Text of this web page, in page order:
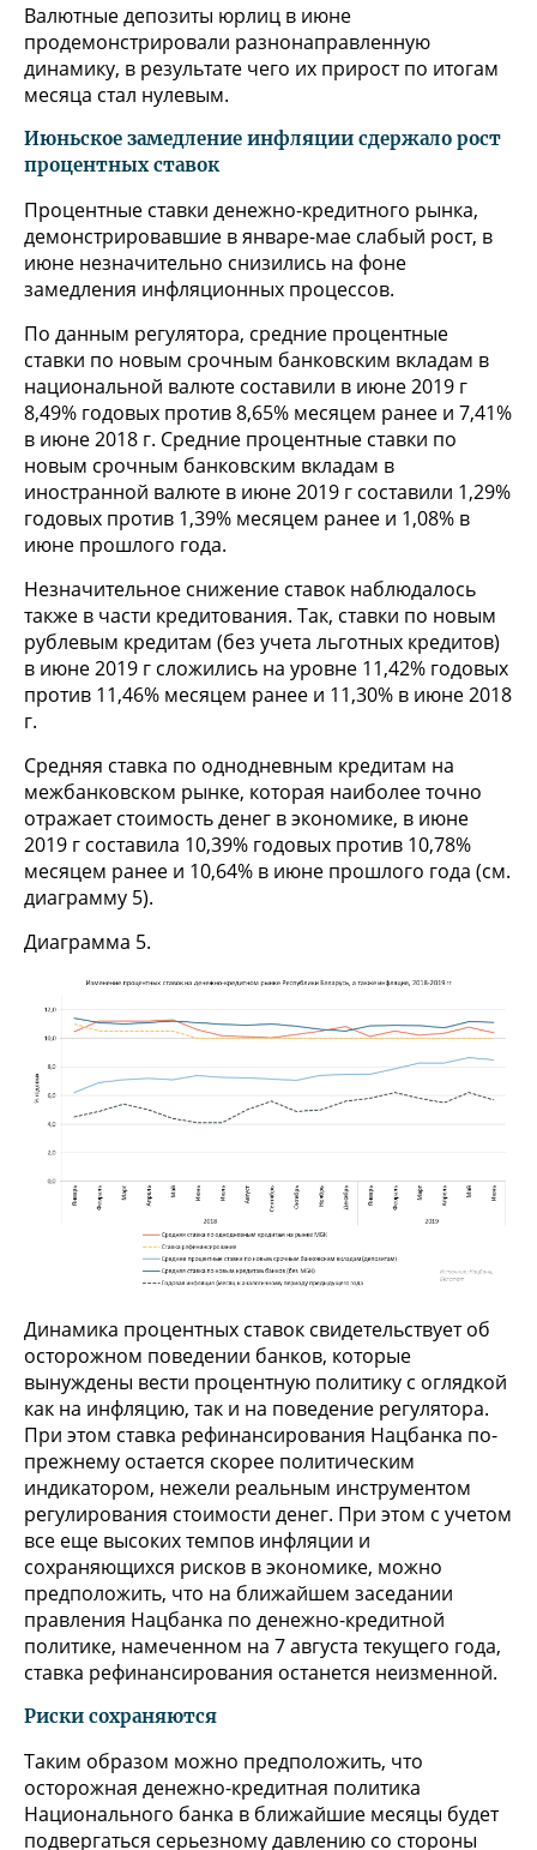
Валютные депозиты юрлиц в июне
продемонстрировали разнонаправленную
динамику, в результате чего их прирост по итогам
месяца стал нулевым.
Июньское замедление инфляции сдержало рост
процентных ставок
Процентные ставки денежно-кредитного рынка,
демонстрировавшие в январе-мае слабый рост, в
июне незначительно снизились на фоне
замедления инфляционных процессов.
По данным регулятора, средние процентные
ставки по новым срочным банковским вкладам в
национальной валюте составили в июне 2019 г
8,49% годовых против 8,65% месяцем ранее и 7,41%
в июне 2018 г. Средние процентные ставки по
новым срочным банковским вкладам в
иностранной валюте в июне 2019 г составили 1,29%
годовых против 1,39% месяцем ранее и 1,08% в
июне прошлого года.
Незначительное снижение ставок наблюдалось
также в части кредитования. Так, ставки по новым
рублевым кредитам (без учета льготных кредитов)
в июне 2019 г сложились на уровне 11,42% годовых
против 11,46% месяцем ранее и 11,30% в июне 2018
г.
Средняя ставка по однодневным кредитам на
межбанковском рынке, которая наиболее точно
отражает стоимость денег в экономике, в июне
2019 г составила 10,39% годовых против 10,78%
месяцем ранее и 10,64% в июне прошлого года (см.
диаграмму 5).
Диаграмма 5.
Динамика процентных ставок свидетельствует об
осторожном поведении банков, которые
вынуждены вести процентную политику с оглядкой
как на инфляцию, так и на поведение регулятора.
При этом ставка рефинансирования Нацбанка по-
прежнему остается скорее политическим
индикатором, нежели реальным инструментом
регулирования стоимости денег. При этом с учетом
все еще высоких темпов инфляции и
сохраняющихся рисков в экономике, можно
предположить, что на ближайшем заседании
правления Нацбанка по денежно-кредитной
политике, намеченном на 7 августа текущего года,
ставка рефинансирования останется неизменной.
Риски сохраняются
Таким образом можно предположить, что
осторожная денежно-кредитная политика
Национального банка в ближайшие месяцы будет
подвергаться серьезному давлению со стороны